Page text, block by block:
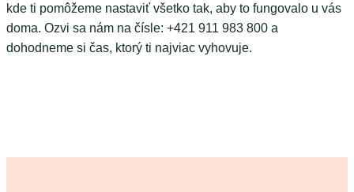
kde ti pomôžeme nastaviť všetko tak, aby to fungovalo u vás
doma. Ozvi sa nám na čísle: +421 911 983 800 a
dohodneme si čas, ktorý ti najviac vyhovuje.